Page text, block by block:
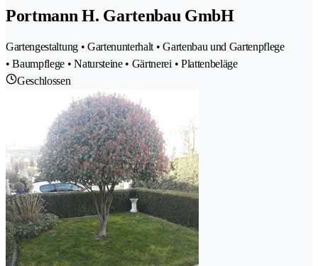
Portmann H. Gartenbau GmbH
Gartengestaltung • Gartenunterhalt • Gartenbau und Gartenpflege
• Baumpflege • Natursteine • Gärtnerei • Plattenbeläge
Geschlossen